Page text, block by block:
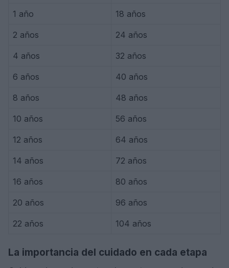
1 año 18 años
2 años 24 años
4 años 32 años
6 años 40 años
8 años 48 años
10 años 56 años
12 años 64 años
14 años 72 años
16 años 80 años
20 años 96 años
22 años 104 años
La importancia del cuidado en cada etapa